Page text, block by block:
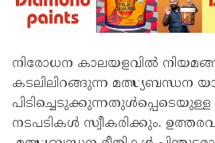
നിരോധന കാലയളവിൽ
കടലിലിറങ്ങുന്ന മത്സ്യബന്ധന
നടപടികൾ സ്വീകരിക്കും.